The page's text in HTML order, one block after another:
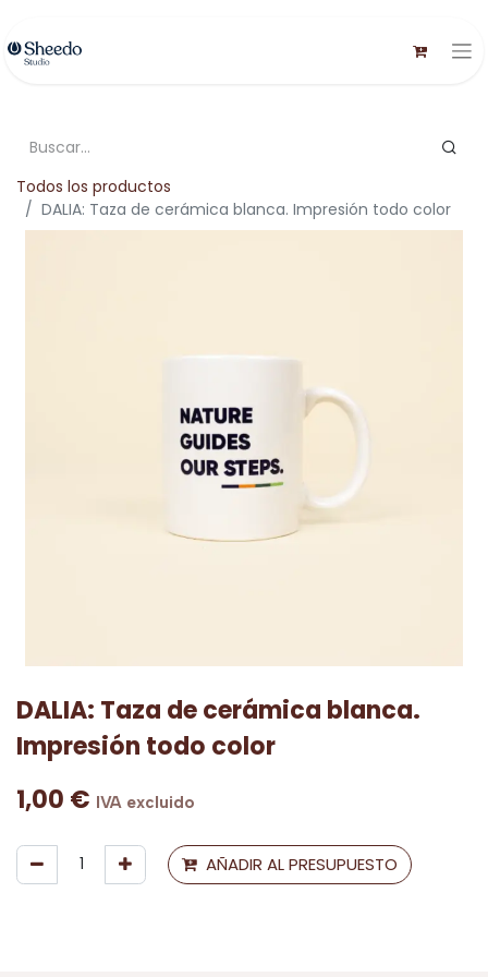
Todos los productos
DALIA: Taza de cerámica blanca. Impresión todo color
DALIA: Taza de cerámica blanca.
Impresión todo color
1,00 € IVA excluido
AÑADIR AL PRESUPUESTO